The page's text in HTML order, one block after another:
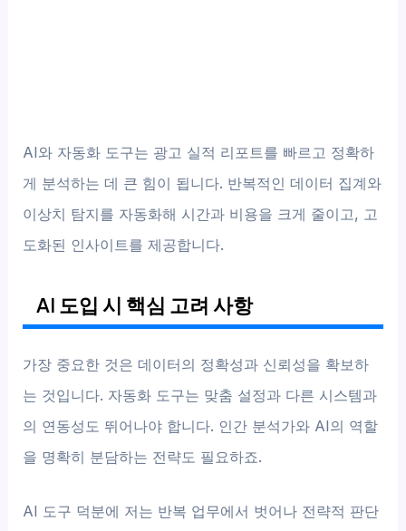
AI와 자동화 도구는 광고 실적 리포트를 빠르고 정확하
게 분석하는 데 큰 힘이 됩니다. 반복적인 데이터 집계와
이상치 탐지를 자동화해 시간과 비용을 크게 줄이고, 고
도화된 인사이트를 제공합니다.
AI 도입 시 핵심 고려 사항
가장 중요한 것은 데이터의 정확성과 신뢰성을 확보하
는 것입니다. 자동화 도구는 맞춤 설정과 다른 시스템과
의 연동성도 뛰어나야 합니다. 인간 분석가와 AI의 역할
을 명확히 분담하는 전략도 필요하죠.
AI 도구 덕분에 저는 반복 업무에서 벗어나 전략적 판단